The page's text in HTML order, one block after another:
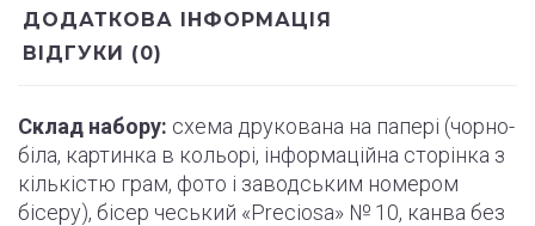
ДОДАТКОВА ІНФОРМАЦІЯ
ВІДГУКИ (0)
Склад набору: схема друкована на папері (чорно-
біла, картинка в кольорі, інформаційна сторінка з
кількістю грам, фото і заводським номером
бісеру), бісер чеський «Preciosa» № 10, канва без